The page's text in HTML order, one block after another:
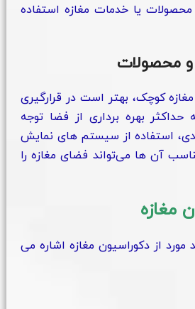
یا خدمات مغازه استفاده
و محصولات
کوچک، بهتر است در قرارگیری
حداکثر بهره‌ برداری از فضا توجه
استفاده از سیستم‌ های نمایش
آن‌ ها می‌تواند فضای مغازه را
مغازه
از دکوراسیون مغازه اشاره می